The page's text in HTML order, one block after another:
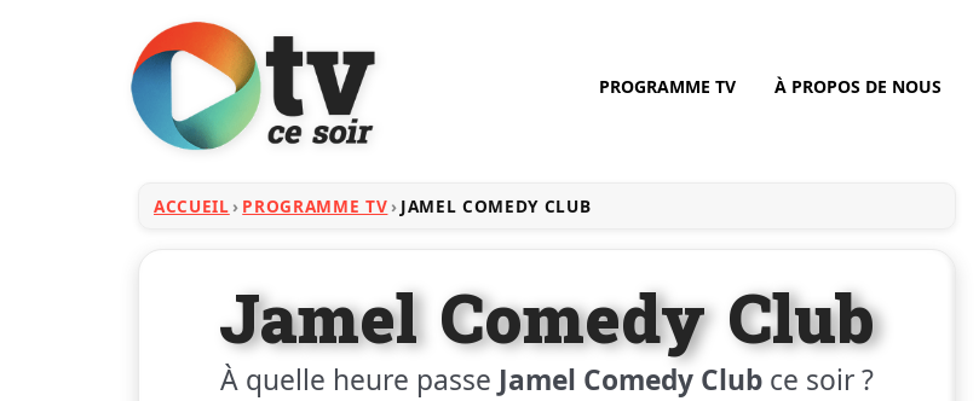
PROGRAMME TV À PROPOS DE NOUS
ACCUEIL PROGRAMME TV JAMEL COMEDY CLUB
Jamel Comedy Club
À quelle heure passe Jamel Comedy Club ce soir ?